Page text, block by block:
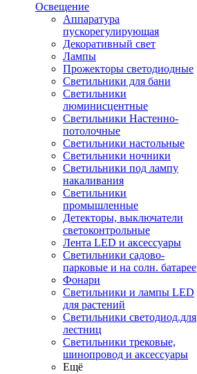
Освещение
Аппаратура
пускорегулирующая
Декоративный свет
Лампы
Прожекторы светодиодные
Светильники для бани
Светильники
люминисцентные
Светильники Настенно-
потолочные
Светильники настольные
Светильники ночники
Светильники под лампу
накаливания
Светильники
промышленные
Детекторы, выключатели
светоконтрольные
Лента LED и аксессуары
Светильники садово-
парковые и на солн. батарее
Фонари
Светильники и лампы LED
для растений
Светильники светодиод.для
лестниц
Светильники трековые,
шинопровод и аксессуары
Ещё